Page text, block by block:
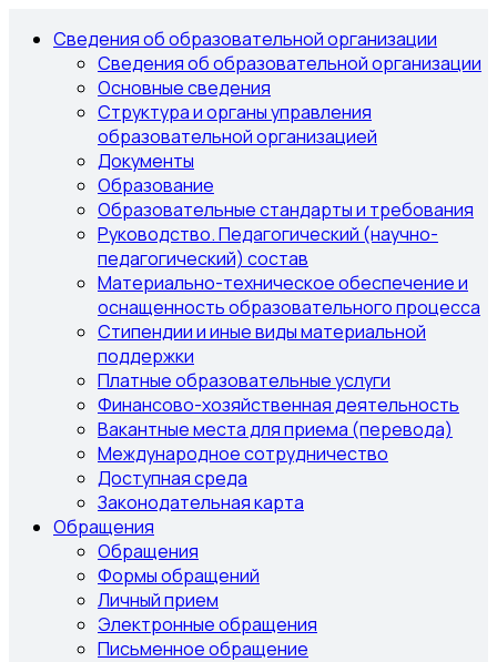
Сведения об образовательной организации
Сведения об образовательной организации
Основные сведения
Структура и органы управления
образовательной организацией
Документы
Образование
Образовательные стандарты и требования
Руководство. Педагогический (научно-
педагогический) состав
Материально-техническое обеспечение и
оснащенность образовательного процесса
Стипендии и иные виды материальной
поддержки
Платные образовательные услуги
Финансово-хозяйственная деятельность
Вакантные места для приема (перевода)
Международное сотрудничество
Доступная среда
Законодательная карта
Обращения
Обращения
Формы обращений
Личный прием
Электронные обращения
Письменное обращение